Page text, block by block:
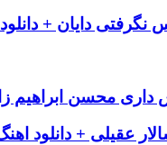
دایان +
محسن ابراهیم
عقیلی + دانلود